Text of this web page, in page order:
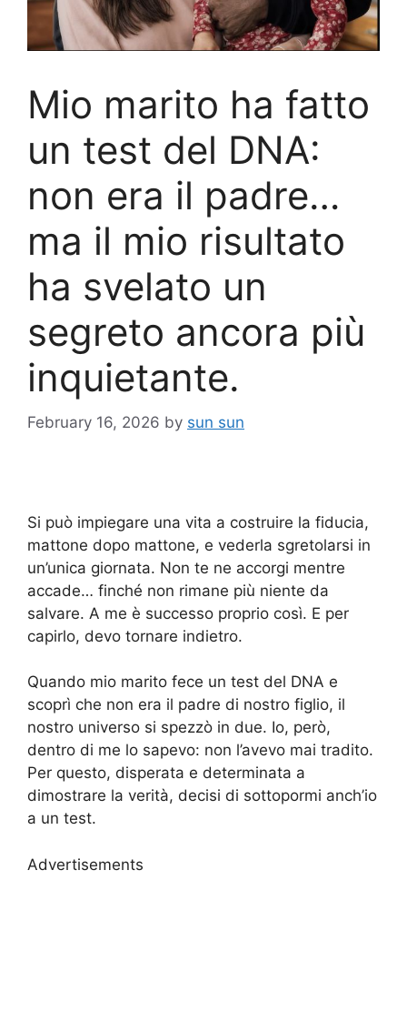
Mio marito ha fatto
un test del DNA:
non era il padre…
ma il mio risultato
ha svelato un
segreto ancora più
inquietante.
February 16, 2026 by sun sun
Si può impiegare una vita a costruire la fiducia,
mattone dopo mattone, e vederla sgretolarsi in
un’unica giornata. Non te ne accorgi mentre
accade… finché non rimane più niente da
salvare. A me è successo proprio così. E per
capirlo, devo tornare indietro.
Quando mio marito fece un test del DNA e
scoprì che non era il padre di nostro figlio, il
nostro universo si spezzò in due. Io, però,
dentro di me lo sapevo: non l’avevo mai tradito.
Per questo, disperata e determinata a
dimostrare la verità, decisi di sottopormi anch’io
a un test.
Advertisements